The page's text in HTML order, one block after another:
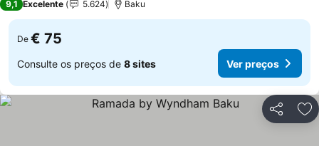
9,1 Excelente 5.624 Baku
De € 75
Consulte os preços de 8 sites Ver preços
Partilhar